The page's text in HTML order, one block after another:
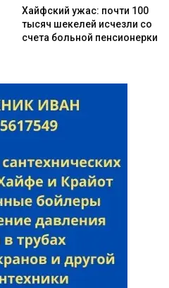
Хайфский ужас: почти 100
тысяч шекелей исчезли со
счета больной пенсионерки